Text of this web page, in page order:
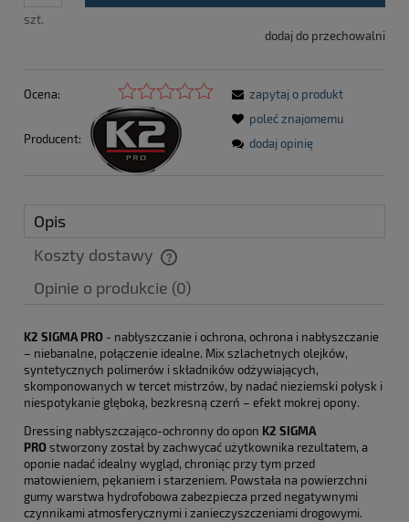
szt.
dodaj do przechowalni
Ocena:
Producent:
zapytaj o produkt
poleć znajomemu
dodaj opinię
Opis
Koszty dostawy
Cena nie zawiera ewentualnych kosztów płatności
Opinie o produkcie (0)
K2 SIGMA PRO - nabłyszczanie i ochrona, ochrona i nabłyszczanie
– niebanalne, połączenie idealne. Mix szlachetnych olejków,
syntetycznych polimerów i składników odżywiających,
skomponowanych w tercet mistrzów, by nadać nieziemski połysk i
niespotykanie głęboką, bezkresną czerń – efekt mokrej opony.
Dressing nabłyszczająco-ochronny do opon K2 SIGMA
PRO stworzony został by zachwycać użytkownika rezultatem, a
oponie nadać idealny wygląd, chroniąc przy tym przed
matowieniem, pękaniem i starzeniem. Powstała na powierzchni
gumy warstwa hydrofobowa zabezpiecza przed negatywnymi
czynnikami atmosferycznymi i zanieczyszczeniami drogowymi.